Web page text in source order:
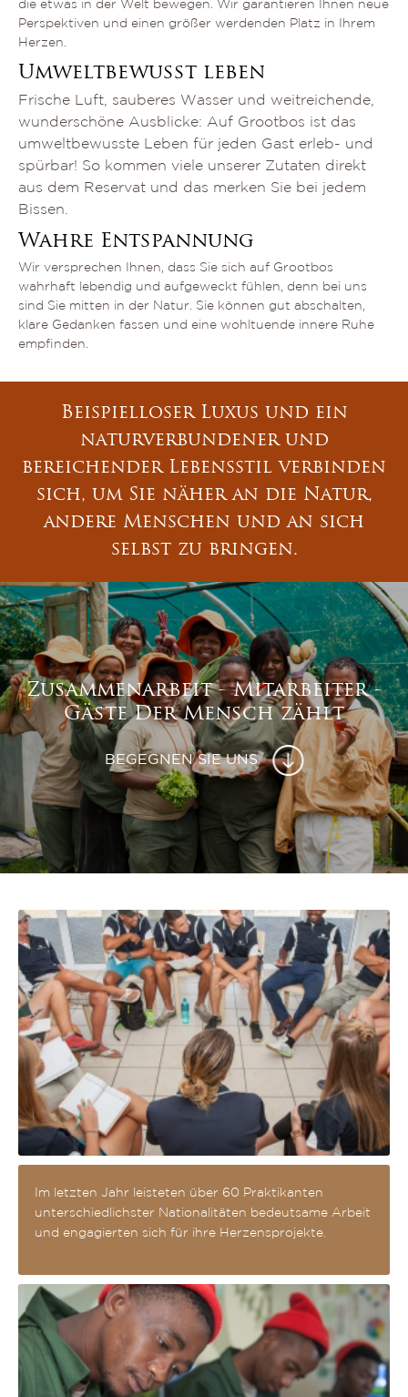
die etwas in der Welt bewegen. Wir garantieren Ihnen neue
Perspektiven und einen größer werdenden Platz in Ihrem
Herzen.
Umweltbewusst leben
Frische Luft, sauberes Wasser und weitreichende,
wunderschöne Ausblicke: Auf Grootbos ist das
umweltbewusste Leben für jeden Gast erleb- und
spürbar! So kommen viele unserer Zutaten direkt
aus dem Reservat und das merken Sie bei jedem
Bissen.
Wahre Entspannung
Wir versprechen Ihnen, dass Sie sich auf Grootbos
wahrhaft lebendig und aufgeweckt fühlen, denn bei uns
sind Sie mitten in der Natur. Sie können gut abschalten,
klare Gedanken fassen und eine wohltuende innere Ruhe
empfinden.
Beispielloser Luxus und ein
naturverbundener und
bereichender Lebensstil verbinden
sich, um Sie näher an die Natur,
andere Menschen und an sich
selbst zu bringen.
Zusammenarbeit - Mitarbeiter -
Gäste Der Mensch zählt
BEGEGNEN SIE UNS
Im letzten Jahr leisteten über 60 Praktikanten
unterschiedlichster Nationalitäten bedeutsame Arbeit
und engagierten sich für ihre Herzensprojekte.